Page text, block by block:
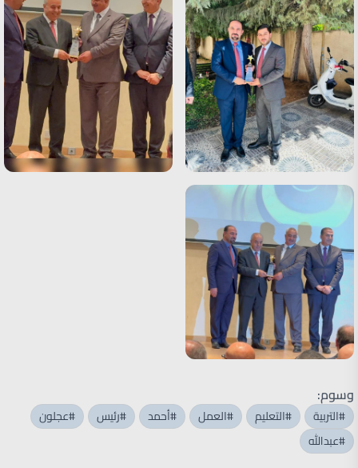
وسوم:
#التربية #التعليم #العمل #أحمد #رئيس
#عجلون
#عبدالله